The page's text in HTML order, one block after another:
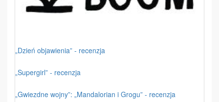
„Dzień objawienia” - recenzja
„Supergirl” - recenzja
„Gwiezdne wojny”: „Mandalorian i Grogu” - recenzja